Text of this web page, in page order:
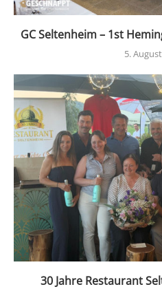
GC Seltenheim – 1st
5.
30 Jahre Restaurant